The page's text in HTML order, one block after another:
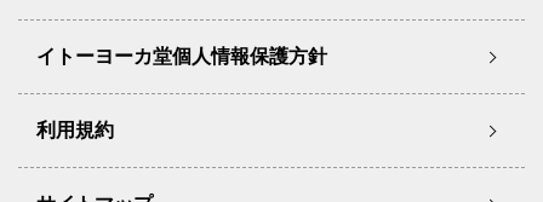
イトーヨーカ堂個人情報保護方針
利用規約